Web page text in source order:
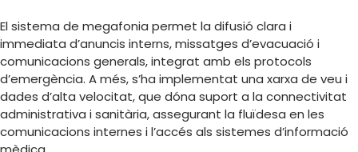
El sistema de megafonia permet la difusió clara i
immediata d’anuncis interns, missatges d’evacuació i
comunicacions generals, integrat amb els protocols
d’emergència. A més, s’ha implementat una xarxa de veu i
dades d’alta velocitat, que dóna suport a la connectivitat
administrativa i sanitària, assegurant la fluïdesa en les
comunicacions internes i l’accés als sistemes d’informació